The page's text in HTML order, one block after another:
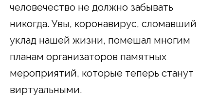
человечество не должно забывать
никогда. Увы, коронавирус, сломавший
уклад нашей жизни, помешал многим
планам организаторов памятных
мероприятий, которые теперь станут
виртуальными.